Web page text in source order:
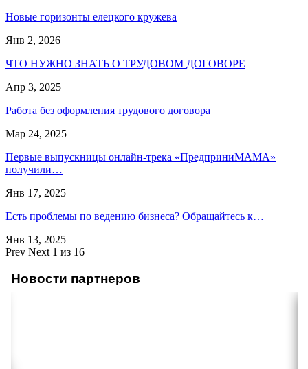
Новые горизонты елецкого кружева
Янв 2, 2026
ЧТО НУЖНО ЗНАТЬ О ТРУДОВОМ ДОГОВОРЕ
Апр 3, 2025
Работа без оформления трудового договора
Мар 24, 2025
Первые выпускницы онлайн-трека «ПредприниМАМА»
получили…
Янв 17, 2025
Есть проблемы по ведению бизнеса? Обращайтесь к…
Янв 13, 2025
Prev Next 1 из 16
Новости партнеров